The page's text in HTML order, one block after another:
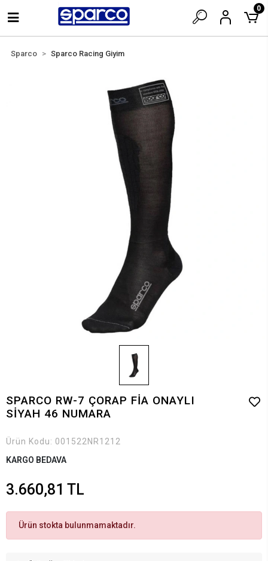
0
Sparco Sparco Racing Giyim
SPARCO RW-7 ÇORAP FİA ONAYLI
SİYAH 46 NUMARA
Ürün Kodu: 001522NR1212
KARGO BEDAVA
3.660,81 TL
Ürün stokta bulunmamaktadır.